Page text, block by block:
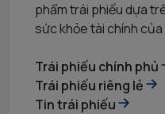
phẩm trái phiếu dựa
sức khỏe tài chính
Trái phiếu chính phủ
Trái phiếu riêng lẻ
Tin trái phiếu